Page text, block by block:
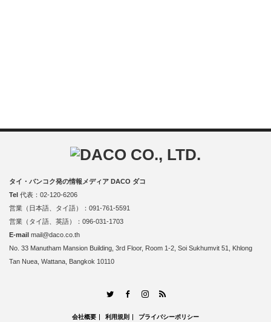
タイ・バンコク発の情報メディア DACO ダコ
Tel 代表：02-120-6206
営業（日本語、タイ語）：091-761-5591
営業（タイ語、英語）：096-031-1703
E-mail mail@daco.co.th
No. 33 Manutham Mansion Building, 3rd Floor, Room 1-2, Soi Sukhumvit 51, Khlong
Tan Nuea, Wattana, Bangkok 10110
TwitterFacebookInstagram
RSS
会社概要 利用規則 プライバシーポリシー